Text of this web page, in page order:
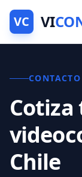
VC VI
Chile